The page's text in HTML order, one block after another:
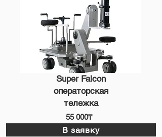
Super Falcon
операторская
тележка
55 000₸
В заявку